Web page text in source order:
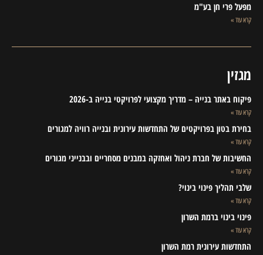
מפעל פרי חן בע"מ
קרא עוד »
מגזין
פיקוח באתר בנייה – מדריך מקצועי לפרויקטי בנייה ב-2026
קרא עוד »
בחירת בטון בפרויקטים של התחדשות עירונית ובנייה רוויה למגורים
קרא עוד »
החשיבות של חברת ניהול ואחזקה במבנים מסחריים ובבנייני מגורים
קרא עוד »
שלבי תהליך פינוי בינוי?
קרא עוד »
פינוי בינוי ברמת השרון
קרא עוד »
התחדשות עירונית רמת השרון